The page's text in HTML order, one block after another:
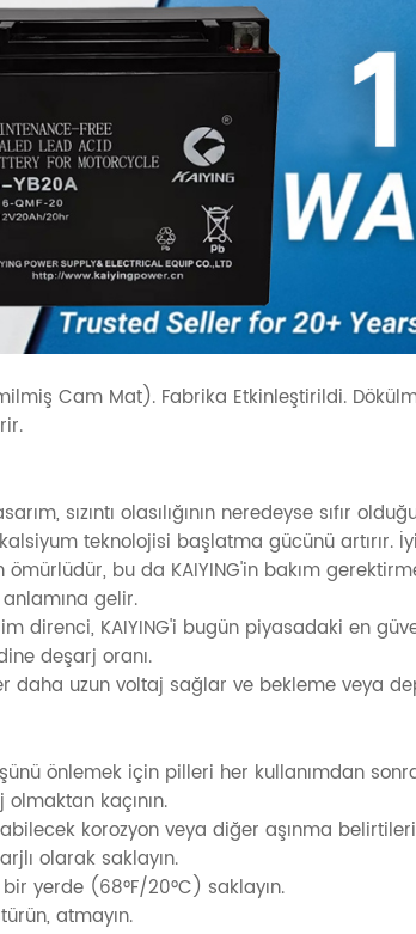
Cam Mat). Fabrika Etkinleştirildi.
sızıntı olasılığının neredeyse sıfır
teknolojisi başlatma gücünü artırır.
ömürlüdür, bu da KAIYING'in bakım
gelir.
direnci, KAIYING'i bugün piyasadaki en
deşarj oranı.
daha uzun voltaj sağlar ve bekleme veya
önlemek için pilleri her kullanımdan
kaçının.
korozyon veya diğer aşınma
olarak saklayın.
yerde (68°F/20°C) saklayın.
atmayın.